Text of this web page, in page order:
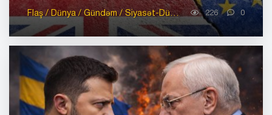
Flaş / Dünya / Gündəm / Siyasət-Dünya / Siyasət-Analitika 226 0